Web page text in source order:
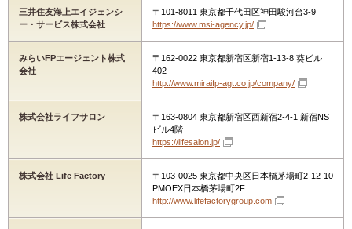
三井住友海上エイジェンシ
ー・サービス株式会社
〒101-8011 東京都千代田区神田駿河台3-9
https://www.msi-agency.jp/
みらいFPエージェント株式
会社
〒162-0022 東京都新宿区新宿1-13-8 葵ビル
402
http://www.miraifp-agt.co.jp/company/
株式会社ライフサロン
〒163-0804 東京都新宿区西新宿2-4-1 新宿NS
ビル4階
https://lifesalon.jp/
株式会社 Life Factory
〒103-0025 東京都中央区日本橋茅場町2-12-10
PMOEX日本橋茅場町2F
http://www.lifefactorygroup.com